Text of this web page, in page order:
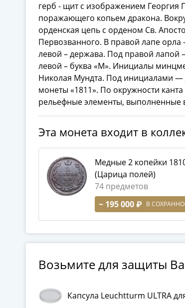
герб - щит с изображением Георгия
поражающего копьем дракона.
орденская цепь с орденом Св.
Первозванного. В правой лапе орла
левой – держава. Под правой лапой
левой – буква «М». Инициалы
Николая Мундта. Под инициалами —
монеты «1811». По окружности
рельефные элементы, выполненные
Эта монета входит в
Медные 2 копейки
(Царица полей)
74 предметов
~ 195 000 ₽ В
Возьмите для защиты
Капсула Leuchtturm ULTRA